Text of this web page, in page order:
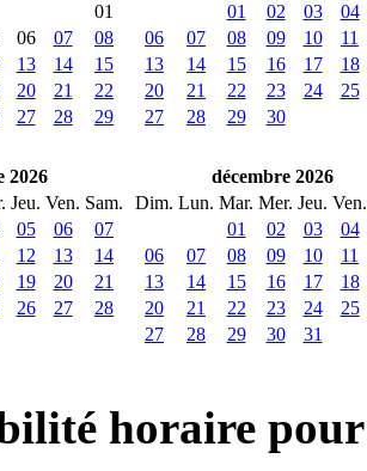
01
06 07
08
13 14
15
20 21
22
27 28
29
01
02 03
04
06
07 08 09 10
11
13
14 15 16 17
18
20
21 22 23 24
25
27
28 29 30
2026
Jeu. Ven. Sam.
05 06
07
12 13
14
19 20
21
26 27
28
décembre 2026
Dim. Lun. Mar. Mer. Jeu. Ven.
01
02 03
04
06
07 08 09 10
11
13
14 15 16 17
18
20
21 22 23 24
25
27
28 29 30 31
horaire